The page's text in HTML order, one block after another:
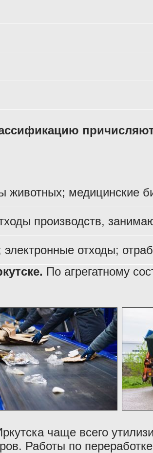
животных; медицинские
производств,
отходы;
По агрегатному
чаще всего
Работы по